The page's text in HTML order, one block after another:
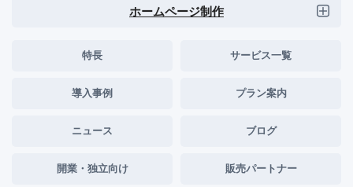
ホームページ制作
特長 サービス一覧
導入事例 プラン案内
ニュース ブログ
開業・独立向け 販売パートナー